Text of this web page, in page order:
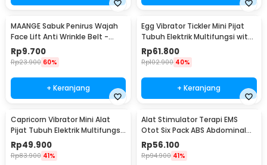
MAANGE Sabuk Penirus Wajah
Face Lift Anti Wrinkle Belt -
TZ18
Rp9.700
Rp23.900 60%
+ Keranjang
Egg Vibrator Tickler Mini Pijat
Tubuh Elektrik Multifungsi with
Remote - 11829
Rp61.800
Rp102.900 40%
+ Keranjang
Capricorn Vibrator Mini Alat
Pijat Tubuh Elektrik Multifungsi
- EL-025
Rp49.900
Rp83.900 41%
Alat Stimulator Terapi EMS
Otot Six Pack ABS Abdominal
Muscle - 068R2
Rp56.100
Rp94.900 41%